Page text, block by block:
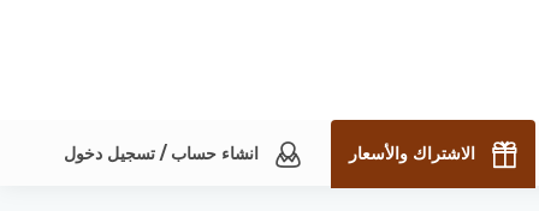
الاشتراك والأسعار انشاء حساب / تسجيل دخول